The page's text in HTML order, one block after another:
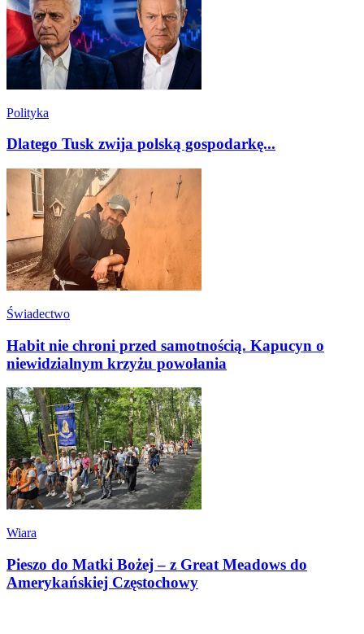
Polityka
Dlatego Tusk zwija polską gospodarkę...
Świadectwo
Habit nie chroni przed samotnością. Kapucyn o
niewidzialnym krzyżu powołania
Wiara
Pieszo do Matki Bożej – z Great Meadows do
Amerykańskiej Częstochowy